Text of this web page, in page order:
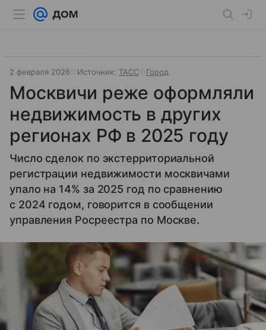
2 февраля 2026 Источник: ТАСС Город
Москвичи реже оформляли
недвижимость в других
регионах РФ в 2025 году
Число сделок по экстерриториальной
регистрации недвижимости москвичами
упало на 14% за 2025 год по сравнению
с 2024 годом, говорится в сообщении
управления Росреестра по Москве.